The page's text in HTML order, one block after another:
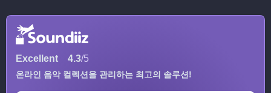
Excellent 4.3/5
온라인 음악 컬렉션을 관리하는 최고의 솔루션!